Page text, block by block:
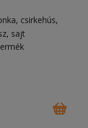
csirkehús
sajt